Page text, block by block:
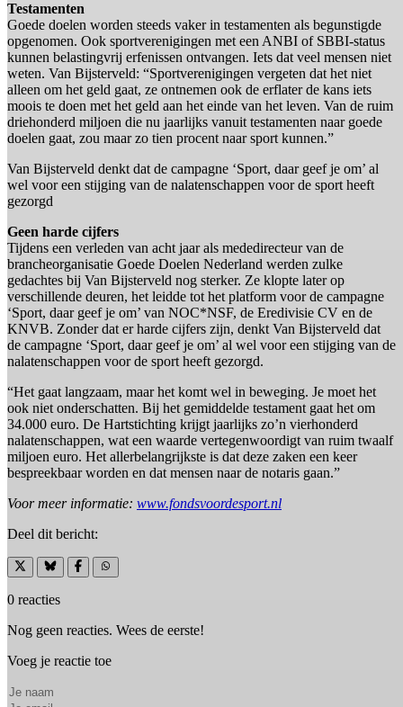
Testamenten
Goede doelen worden steeds vaker in testamenten als begunstigde
opgenomen. Ook sportverenigingen met een ANBI of SBBI-status
kunnen belastingvrij erfenissen ontvangen. Iets dat veel mensen niet
weten. Van Bijsterveld: “Sportverenigingen vergeten dat het niet
alleen om het geld gaat, ze ontnemen ook de erflater de kans iets
moois te doen met het geld aan het einde van het leven. Van de ruim
driehonderd miljoen die nu jaarlijks vanuit testamenten naar goede
doelen gaat, zou maar zo tien procent naar sport kunnen.”
Van Bijsterveld denkt dat de campagne ‘Sport, daar geef je om’ al
wel voor een stijging van de nalatenschappen voor de sport heeft
gezorgd
Geen harde cijfers
Tijdens een verleden van acht jaar als mededirecteur van de
brancheorganisatie Goede Doelen Nederland werden zulke
gedachtes bij Van Bijsterveld nog sterker. Ze klopte later op
verschillende deuren, het leidde tot het platform voor de campagne
‘Sport, daar geef je om’ van NOC*NSF, de Eredivisie CV en de
KNVB. Zonder dat er harde cijfers zijn, denkt Van Bijsterveld dat
de campagne ‘Sport, daar geef je om’ al wel voor een stijging van de
nalatenschappen voor de sport heeft gezorgd.
“Het gaat langzaam, maar het komt wel in beweging. Je moet het
ook niet onderschatten. Bij het gemiddelde testament gaat het om
34.000 euro. De Hartstichting krijgt jaarlijks zo’n vierhonderd
nalatenschappen, wat een waarde vertegenwoordigt van ruim twaalf
miljoen euro. Het allerbelangrijkste is dat deze zaken een keer
bespreekbaar worden en dat mensen naar de notaris gaan.”
Voor meer informatie: www.fondsvoordesport.nl
Deel dit bericht:
0 reacties
Nog geen reacties. Wees de eerste!
Voeg je reactie toe